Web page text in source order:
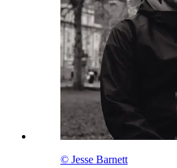
© Jesse Barnett